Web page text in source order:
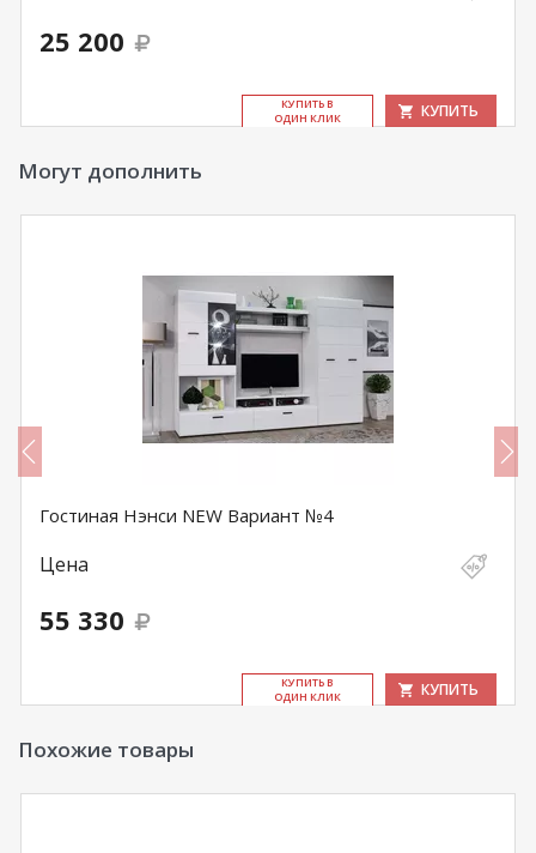
25 200
КУ­ПИТЬ В
ОДИН КЛИК
КУПИТЬ
Могут дополнить
Гостиная Нэнси NEW Вариант №4
Цена
55 330
КУ­ПИТЬ В
ОДИН КЛИК
КУПИТЬ
Похожие товары